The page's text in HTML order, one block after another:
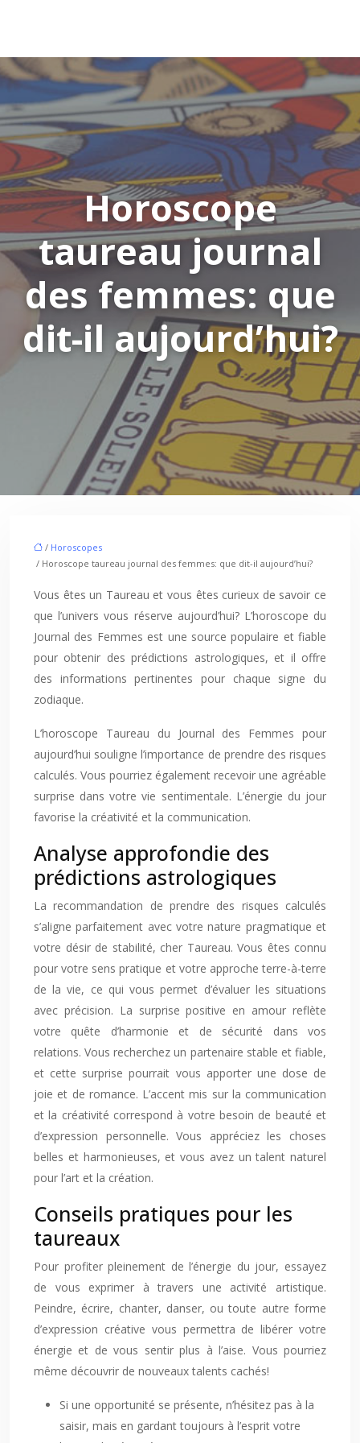
Horoscope
taureau journal
des femmes: que
dit-il aujourd’hui?
/ Horoscopes
/ Horoscope taureau journal des femmes: que dit-il aujourd’hui?
Vous êtes un Taureau et vous êtes curieux de savoir ce
que l’univers vous réserve aujourd’hui? L’horoscope du
Journal des Femmes est une source populaire et fiable
pour obtenir des prédictions astrologiques, et il offre
des informations pertinentes pour chaque signe du
zodiaque.
L’horoscope Taureau du Journal des Femmes pour
aujourd’hui souligne l’importance de prendre des risques
calculés. Vous pourriez également recevoir une agréable
surprise dans votre vie sentimentale. L’énergie du jour
favorise la créativité et la communication.
Analyse approfondie des
prédictions astrologiques
La recommandation de prendre des risques calculés
s’aligne parfaitement avec votre nature pragmatique et
votre désir de stabilité, cher Taureau. Vous êtes connu
pour votre sens pratique et votre approche terre-à-terre
de la vie, ce qui vous permet d’évaluer les situations
avec précision. La surprise positive en amour reflète
votre quête d’harmonie et de sécurité dans vos
relations. Vous recherchez un partenaire stable et fiable,
et cette surprise pourrait vous apporter une dose de
joie et de romance. L’accent mis sur la communication
et la créativité correspond à votre besoin de beauté et
d’expression personnelle. Vous appréciez les choses
belles et harmonieuses, et vous avez un talent naturel
pour l’art et la création.
Conseils pratiques pour les
taureaux
Pour profiter pleinement de l’énergie du jour, essayez
de vous exprimer à travers une activité artistique.
Peindre, écrire, chanter, danser, ou toute autre forme
d’expression créative vous permettra de libérer votre
énergie et de vous sentir plus à l’aise. Vous pourriez
même découvrir de nouveaux talents cachés!
Si une opportunité se présente, n’hésitez pas à la
saisir, mais en gardant toujours à l’esprit votre